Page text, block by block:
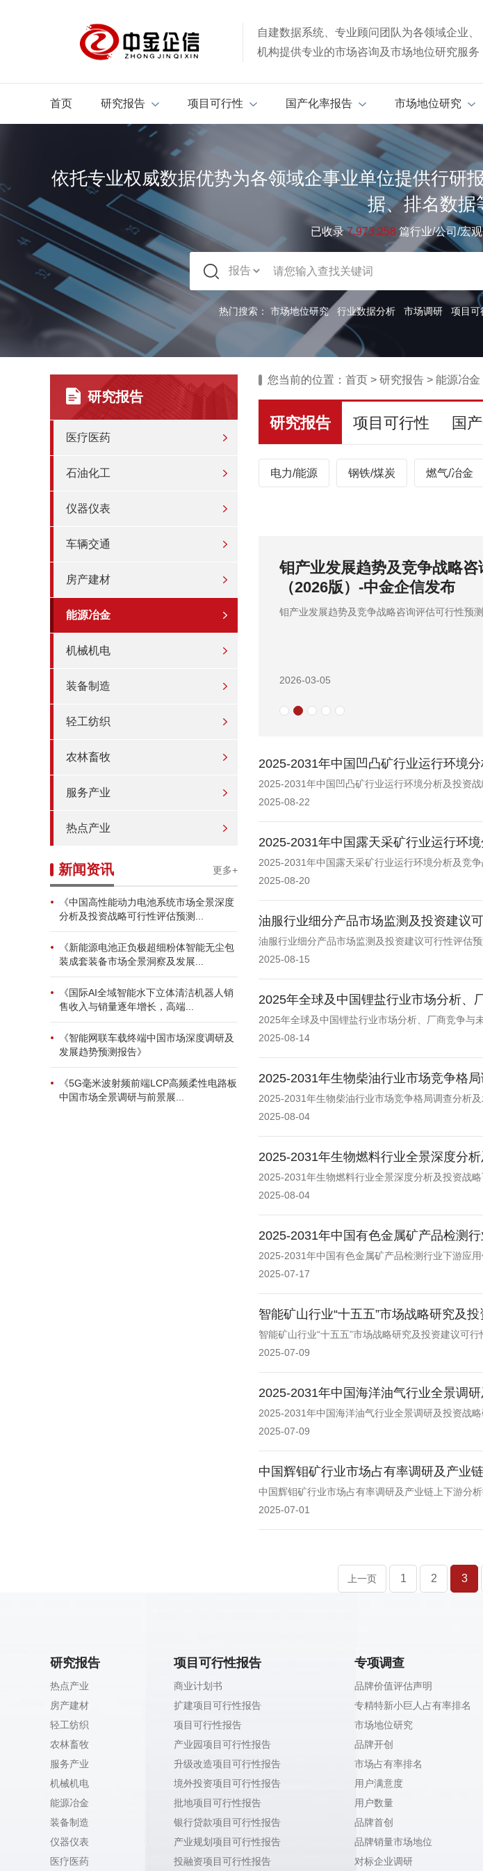
自建数据系统、专业顾问团队为各领域企业、
机构提供专业的市场咨询及市场地位研究服务
首页 研究报告 项目可行性 国产化率报告 市场地位研究
依托专业权威数据优势为各领域企事业单位提供行研
据、排名数据
已收录7.973.258 篇行业/公司/宏
热门搜索： 市场地位研究 行业数据分析 市场调研 项目可
研究报告
医疗医药
石油化工
仪器仪表
车辆交通
房产建材
能源冶金
机械机电
装备制造
轻工纺织
农林畜牧
服务产业
热点产业
新闻资讯 更多+
《中国高性能动力电池系统市场全景深度
分析及投资战略可行性评估预测...
《新能源电池正负极超细粉体智能无尘包
装成套装备市场全景洞察及发展...
《国际AI全域智能水下立体清洁机器人销
售收入与销量逐年增长，高端...
《智能网联车载终端中国市场深度调研及
发展趋势预测报告》
《5G毫米波射频前端LCP高频柔性电路板
中国市场全景调研与前景展...
您当前的位置： 首页 > 研究报告 > 能源冶金
研究报告 项目可行性 国
电力/能源 钢铁/煤炭 燃气/冶金
钼产业发展趋势及竞争战略
（2026版）-中金企信发布
钼产业发展趋势及竞争战略咨询评估可行性预
2026-03-05
2025-2031年中国凹凸矿行业运行环境
2025-2031年中国凹凸矿行业运行环境分析及投资
2025-08-22
2025-2031年中国露天采矿行业运行环
2025-2031年中国露天采矿行业运行环境分析及竞
2025-08-20
油服行业细分产品市场监测及投资建议
油服行业细分产品市场监测及投资建议可行性评估预
2025-08-15
2025年全球及中国锂盐行业市场分析、
2025年全球及中国锂盐行业市场分析、厂商竞争与
2025-08-14
2025-2031年生物柴油行业市场竞争格
2025-2031年生物柴油行业市场竞争格局调查分析
2025-08-04
2025-2031年生物燃料行业全景深度分
2025-2031年生物燃料行业全景深度分析及投资战
2025-08-04
2025-2031年中国有色金属矿产品检测
2025-2031年中国有色金属矿产品检测行业下游应
2025-07-17
智能矿山行业“十五五”市场战略研究及
智能矿山行业“十五五”市场战略研究及投资建议可行
2025-07-09
2025-2031年中国海洋油气行业全景调
2025-2031年中国海洋油气行业全景调研及投资战
2025-07-09
中国辉钼矿行业市场占有率调研及产业
中国辉钼矿行业市场占有率调研及产业链上下游分
2025-07-01
上一页 1 2 3
研究报告
热点产业
房产建材
轻工纺织
农林畜牧
服务产业
机械机电
能源冶金
装备制造
仪器仪表
医疗医药
项目可行性报告
商业计划书
扩建项目可行性报告
项目可行性报告
产业园项目可行性报告
升级改造项目可行性报告
境外投资项目可行性报告
批地项目可行性报告
银行贷款项目可行性报告
产业规划项目可行性报告
投融资项目可行性报告
专项调查
品牌价值评估声明
专精特新小巨人占有率排名
市场地位研究
品牌开创
市场占有率排名
用户满意度
用户数量
品牌首创
品牌销量市场地位
对标企业调研